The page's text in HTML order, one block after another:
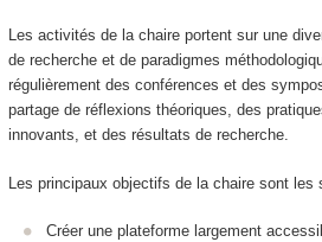
Les activités de la chaire portent sur une
de recherche et de paradigmes
régulièrement des conférences et des
partage de réflexions théoriques, des
innovants, et des résultats de recherche.
Les principaux objectifs de la chaire sont les
Créer une plateforme largement